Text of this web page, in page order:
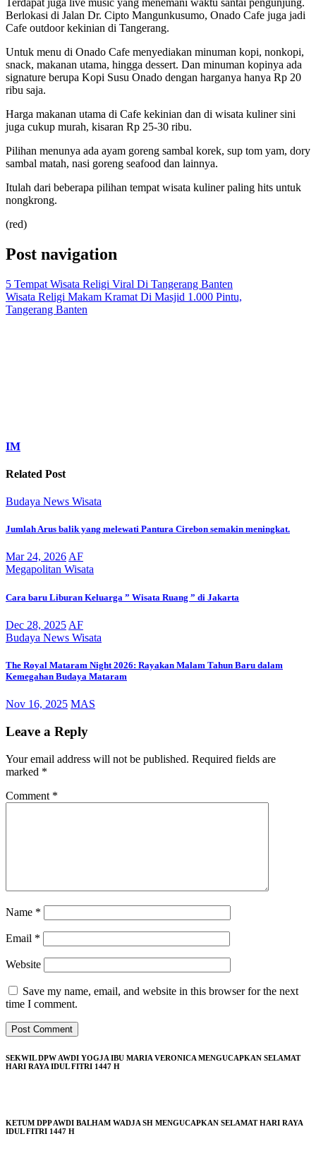
Terdapat juga live music yang menemani waktu santai pengunjung.
Berlokasi di Jalan Dr. Cipto Mangunkusumo, Onado Cafe juga jadi
Cafe outdoor kekinian di Tangerang.
Untuk menu di Onado Cafe menyediakan minuman kopi, nonkopi,
snack, makanan utama, hingga dessert. Dan minuman kopinya ada
signature berupa Kopi Susu Onado dengan harganya hanya Rp 20
ribu saja.
Harga makanan utama di Cafe kekinian dan di wisata kuliner sini
juga cukup murah, kisaran Rp 25-30 ribu.
Pilihan menunya ada ayam goreng sambal korek, sup tom yam, dory
sambal matah, nasi goreng seafood dan lainnya.
Itulah dari beberapa pilihan tempat wisata kuliner paling hits untuk
nongkrong.
(red)
Post navigation
5 Tempat Wisata Religi Viral Di Tangerang Banten
Wisata Religi Makam Kramat Di Masjid 1.000 Pintu,
Tangerang Banten
IM
Related Post
Budaya News Wisata
Jumlah Arus balik yang melewati Pantura Cirebon semakin meningkat.
Mar 24, 2026 AF
Megapolitan Wisata
Cara baru Liburan Keluarga ” Wisata Ruang ” di Jakarta
Dec 28, 2025 AF
Budaya News Wisata
The Royal Mataram Night 2026: Rayakan Malam Tahun Baru dalam
Kemegahan Budaya Mataram
Nov 16, 2025 MAS
Leave a Reply
Your email address will not be published. Required fields are
marked *
Comment *
Name *
Email *
Website
Save my name, email, and website in this browser for the next
time I comment.
SEKWIL DPW AWDI YOGJA IBU MARIA VERONICA MENGUCAPKAN SELAMAT
HARI RAYA IDUL FITRI 1447 H
KETUM DPP AWDI BALHAM WADJA SH MENGUCAPKAN SELAMAT HARI RAYA
IDUL FITRI 1447 H